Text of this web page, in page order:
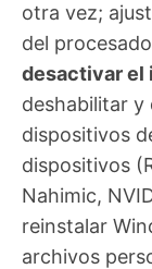
otra vez;
del
desactivar el
deshabilitar y
dispositivos
dispositivos
Nahimic,
reinstalar
archivos